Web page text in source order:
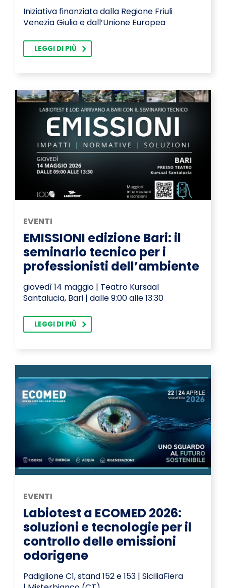
Iniziativa finanziata dalla Regione Friuli
Venezia Giulia e dall’Unione Europea
LEGGI DI PIÙ
EVENTI
EMISSIONI edizione Bari: il
seminario tecnico per i
professionisti dell’ambiente
giovedì 14 maggio | Teatro Kursaal
Santalucia, Bari | dalle 9:00 alle 13:30
LEGGI DI PIÙ
EVENTI
Labiotest a ECOMED 2026:
soluzioni e tecnologie per il
controllo delle emissioni
odorigene
Padiglione C1, stand 152 e 153 | SiciliaFiera